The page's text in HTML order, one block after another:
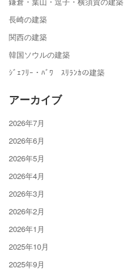
長崎の建築
関西の建築
韓国ソウルの建築
ｼﾞｪﾌﾘｰ・ﾊﾞﾜ ｽﾘﾗﾝｶの建築
アーカイブ
2026年7月
2026年6月
2026年5月
2026年4月
2026年3月
2026年2月
2026年1月
2025年10月
2025年9月